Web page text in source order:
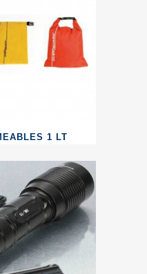
1 LT